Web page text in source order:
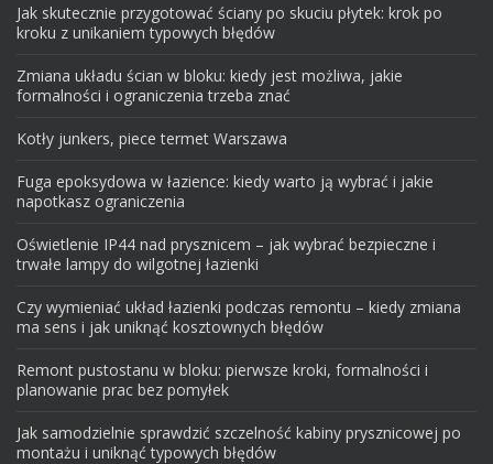
Jak skutecznie przygotować ściany po skuciu płytek: krok po
kroku z unikaniem typowych błędów
Zmiana układu ścian w bloku: kiedy jest możliwa, jakie
formalności i ograniczenia trzeba znać
Kotły junkers, piece termet Warszawa
Fuga epoksydowa w łazience: kiedy warto ją wybrać i jakie
napotkasz ograniczenia
Oświetlenie IP44 nad prysznicem – jak wybrać bezpieczne i
trwałe lampy do wilgotnej łazienki
Czy wymieniać układ łazienki podczas remontu – kiedy zmiana
ma sens i jak uniknąć kosztownych błędów
Remont pustostanu w bloku: pierwsze kroki, formalności i
planowanie prac bez pomyłek
Jak samodzielnie sprawdzić szczelność kabiny prysznicowej po
montażu i uniknąć typowych błędów